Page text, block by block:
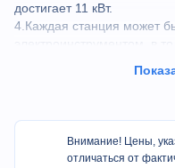
достигает 11 кВт.
4.Каждая станция может
электроинструментом, в
соответствует
Внимание! Цены,
отличаться от